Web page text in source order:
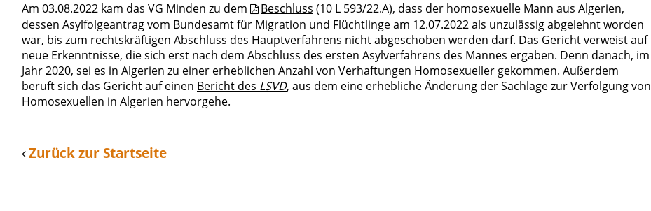
Am 03.08.2022 kam das VG Minden zu dem Beschluss (10 L 593/22.A), dass der homosexuelle Mann aus Algerien,
dessen Asylfolgeantrag vom Bundesamt für Migration und Flüchtlinge am 12.07.2022 als unzulässig abgelehnt worden
war, bis zum rechtskräftigen Abschluss des Hauptverfahrens nicht abgeschoben werden darf. Das Gericht verweist auf
neue Erkenntnisse, die sich erst nach dem Abschluss des ersten Asylverfahrens des Mannes ergaben. Denn danach, im
Jahr 2020, sei es in Algerien zu einer erheblichen Anzahl von Verhaftungen Homosexueller gekommen. Außerdem
beruft sich das Gericht auf einen Bericht des LSVD, aus dem eine erhebliche Änderung der Sachlage zur Verfolgung von
Homosexuellen in Algerien hervorgehe.
Zurück zur Startseite